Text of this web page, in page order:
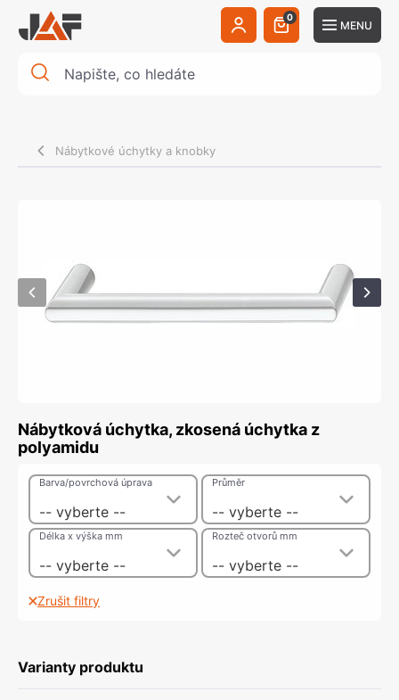
0
MENU
Nábytkové úchytky a knobky
Nábytková úchytka, zkosená úchytka z
polyamidu
-- vyberte --
Barva/povrchová úprava
-- vyberte --
Průměr
-- vyberte --
Délka x výška mm
-- vyberte --
Rozteč otvorů mm
Zrušit filtry
Varianty produktu